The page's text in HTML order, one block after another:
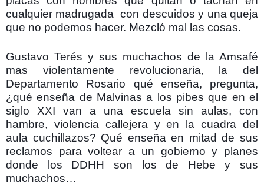
cualquier madrugada con descuidos y una queja
que no podemos hacer. Mezcló mal las cosas.
Gustavo Terés y sus muchachos de la Amsafé
mas violentamente revolucionaria, la del
Departamento Rosario qué enseña, pregunta,
¿qué enseña de Malvinas a los pibes que en el
siglo XXI van a una escuela sin aulas, con
hambre, violencia callejera y en la cuadra del
aula cuchillazos? Qué enseña en mitad de sus
reclamos para voltear a un gobierno y planes
donde los DDHH son los de Hebe y sus
muchachos…